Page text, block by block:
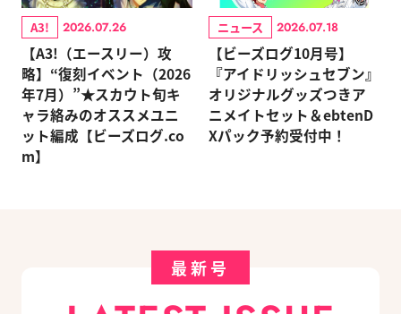
A3! 2026.07.26
【A3!（エースリー）攻
略】“復刻イベント（2026
年7月）”★スカウト旬キ
ャラ絡みのオススメユニ
ット編成【ビーズログ.co
m】
ニュース 2026.07.18
【ビーズログ10月号】
『アイドリッシュセブン』
オリジナルグッズつきア
ニメイトセット＆ebtenD
Xパック予約受付中！
最新号